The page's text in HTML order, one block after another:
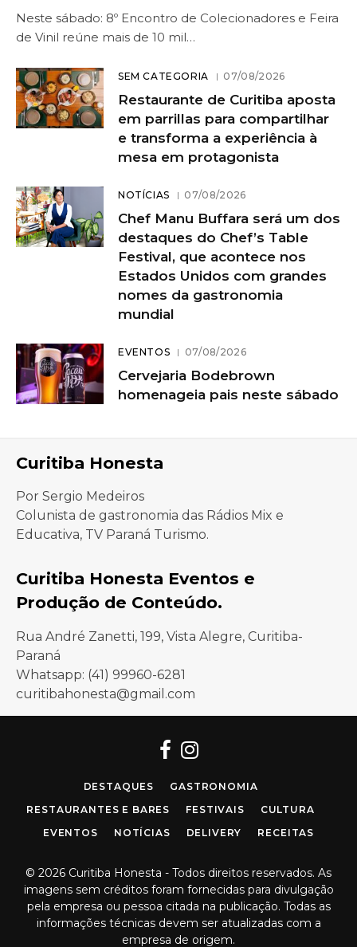
Neste sábado: 8º Encontro de Colecionadores e Feira
de Vinil reúne mais de 10 mil…
SEM CATEGORIA 07/08/2026
Restaurante de Curitiba aposta
em parrillas para compartilhar
e transforma a experiência à
mesa em protagonista
NOTÍCIAS 07/08/2026
Chef Manu Buffara será um dos
destaques do Chef’s Table
Festival, que acontece nos
Estados Unidos com grandes
nomes da gastronomia
mundial
EVENTOS 07/08/2026
Cervejaria Bodebrown
homenageia pais neste sábado
Curitiba Honesta
Por Sergio Medeiros
Colunista de gastronomia das Rádios Mix e
Educativa, TV Paraná Turismo.
Curitiba Honesta Eventos e
Produção de Conteúdo.
Rua André Zanetti, 199, Vista Alegre, Curitiba-
Paraná
Whatsapp: (41) 99960-6281
curitibahonesta@gmail.com
Facebook
Instagram
DESTAQUES
GASTRONOMIA
RESTAURANTES E BARES
FESTIVAIS
CULTURA
EVENTOS
NOTÍCIAS DELIVERY RECEITAS
© 2026 Curitiba Honesta - Todos direitos reservados. As
imagens sem créditos foram fornecidas para divulgação
pela empresa ou pessoa citada na publicação. Todas as
informações técnicas devem ser atualizadas com a
empresa de origem.